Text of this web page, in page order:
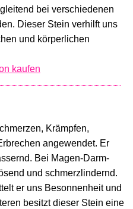
bei verschiedenen
Dieser Stein verhilft uns
und körperlichen
kaufen
Krämpfen,
angewendet. Er
Bei Magen-Darm-
und schmerzlindernd.
er uns Besonnenheit und
besitzt dieser Stein eine